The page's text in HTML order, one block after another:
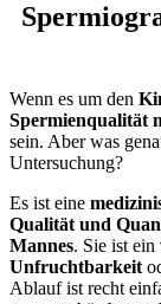
Wenn es um den
Spermienqualität
sein. Aber was
Untersuchung?
Es ist eine
Qualität und
Mannes. Sie ist ein
Unfruchtbarkeit
Ablauf ist recht